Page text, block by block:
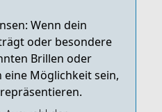
Wenn dein
oder besondere
Brillen oder
Möglichkeit sein,